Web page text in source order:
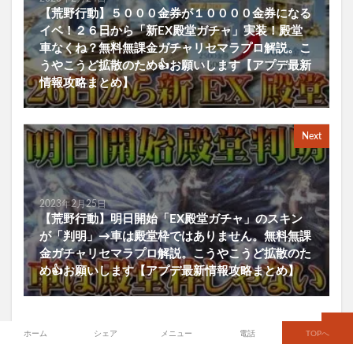
【荒野行動】５０００金券が１００００金券になる
イベ！２６日から「新EX殿堂ガチャ」実装！殿堂
車なくね？無料無課金ガチャリセマラプロ解説。こ
うやこうど拡散のため👍お願いします【アプデ最新
情報攻略まとめ】
Next
2023年2月25日
【荒野行動】明日開始「EX殿堂ガチャ」のスキン
が「判明」→車は殿堂枠ではありません。無料無課
金ガチャリセマラプロ解説。こうやこうど拡散のた
め👍お願いします【アプデ最新情報攻略まとめ】
ホーム シェア メニュー 電話 TOPへ